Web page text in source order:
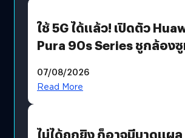
ใช้ 5G ได้แล้ว! เปิดตัว
Pura 90s Series ชูกล้อง
07/08/2026
Read More
ไม่ได้ถูกยิง ก็อาจมีบาดแผล